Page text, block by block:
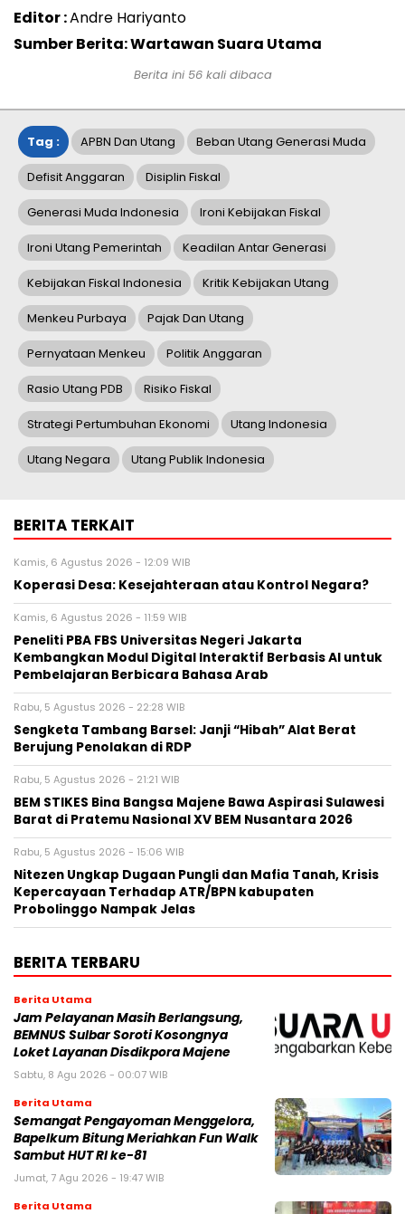
Editor :Andre Hariyanto
Sumber Berita: Wartawan Suara Utama
Berita ini 56kali dibaca
Tag : APBN Dan Utang Beban Utang Generasi Muda
Defisit Anggaran Disiplin Fiskal
Generasi Muda Indonesia Ironi Kebijakan Fiskal
Ironi Utang Pemerintah Keadilan Antar Generasi
Kebijakan Fiskal Indonesia Kritik Kebijakan Utang
Menkeu Purbaya Pajak Dan Utang
Pernyataan Menkeu Politik Anggaran
Rasio Utang PDB Risiko Fiskal
Strategi Pertumbuhan Ekonomi Utang Indonesia
Utang Negara Utang Publik Indonesia
BERITA TERKAIT
Kamis, 6 Agustus 2026 - 12:09 WIB
Koperasi Desa: Kesejahteraan atau Kontrol Negara?
Kamis, 6 Agustus 2026 - 11:59 WIB
Peneliti PBA FBS Universitas Negeri Jakarta
Kembangkan Modul Digital Interaktif Berbasis AI untuk
Pembelajaran Berbicara Bahasa Arab
Rabu, 5 Agustus 2026 - 22:28 WIB
Sengketa Tambang Barsel: Janji “Hibah” Alat Berat
Berujung Penolakan di RDP
Rabu, 5 Agustus 2026 - 21:21 WIB
BEM STIKES Bina Bangsa Majene Bawa Aspirasi Sulawesi
Barat di Pratemu Nasional XV BEM Nusantara 2026
Rabu, 5 Agustus 2026 - 15:06 WIB
Nitezen Ungkap Dugaan Pungli dan Mafia Tanah, Krisis
Kepercayaan Terhadap ATR/BPN kabupaten
Probolinggo Nampak Jelas
BERITA TERBARU
Berita Utama
Jam Pelayanan Masih Berlangsung,
BEMNUS Sulbar Soroti Kosongnya
Loket Layanan Disdikpora Majene
Sabtu, 8 Agu 2026 - 00:07 WIB
Berita Utama
Semangat Pengayoman Menggelora,
Bapelkum Bitung Meriahkan Fun Walk
Sambut HUT RI ke-81
Jumat, 7 Agu 2026 - 19:47 WIB
Berita Utama